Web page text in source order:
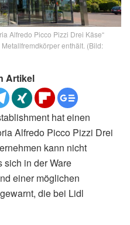
Alfredo Picco Pizzi Drei Käse“
enthält. (Bild:
Artikel
hat einen
Alfredo Picco Pizzi Drei
kann nicht
sich in der Ware
einer möglichen
die bei Lidl